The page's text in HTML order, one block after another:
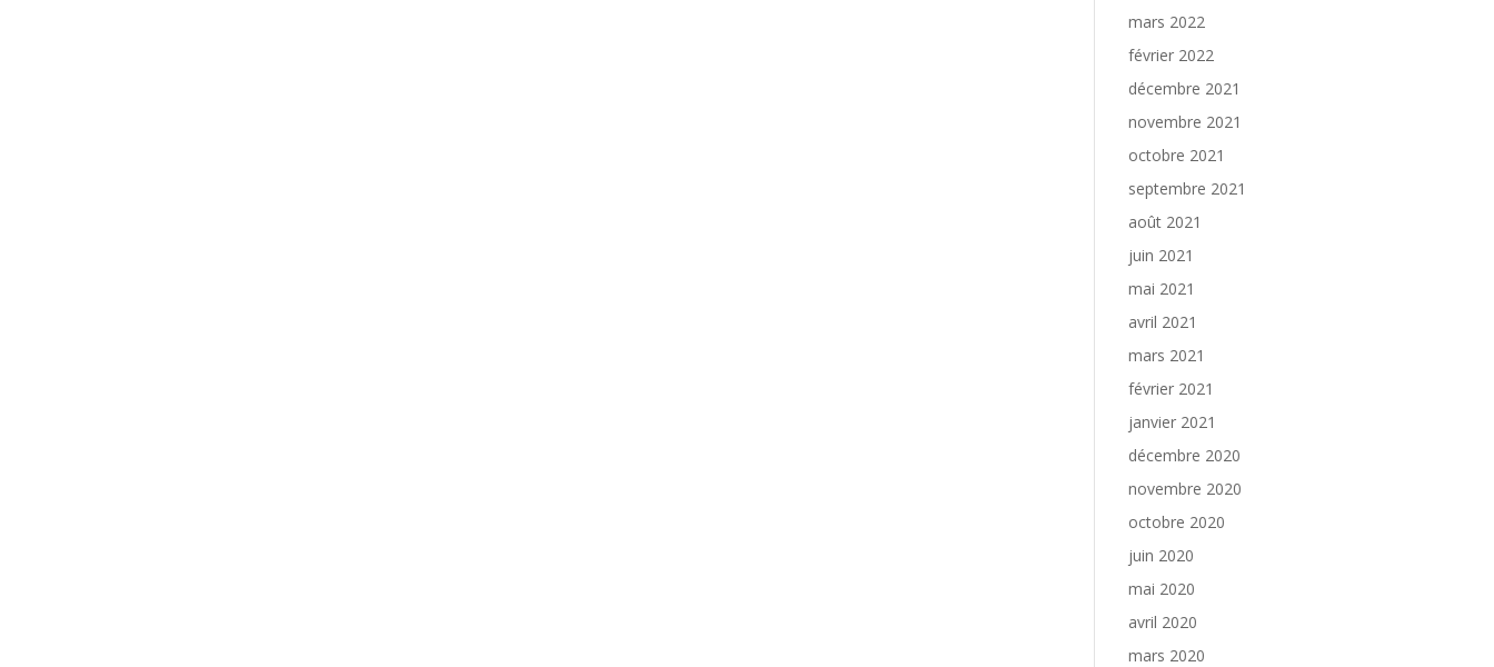
mars 2022
février 2022
décembre 2021
novembre 2021
octobre 2021
septembre 2021
août 2021
juin 2021
mai 2021
avril 2021
mars 2021
février 2021
janvier 2021
décembre 2020
novembre 2020
octobre 2020
juin 2020
mai 2020
avril 2020
mars 2020